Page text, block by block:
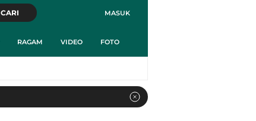
MASUK
CARI
RAGAM VIDEO FOTO